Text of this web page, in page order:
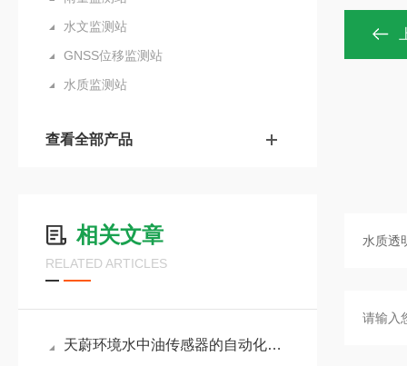
水文监测站
GNSS位移监测站
水质监测站
查看全部产品
相关文章
RELATED ARTICLES
天蔚环境水中油传感器的自动化管理：秒级响应、连续在线监测，超标自动报警